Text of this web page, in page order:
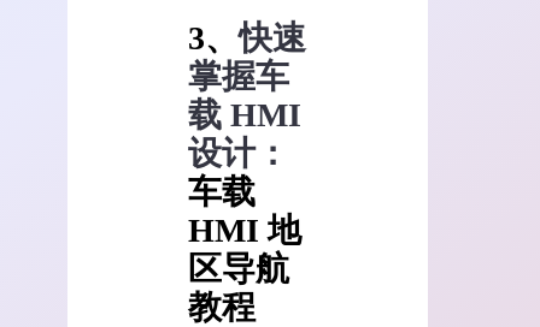
3、快速
掌握车
载 HMI
设计：
车载
HMI 地
区导航
教程